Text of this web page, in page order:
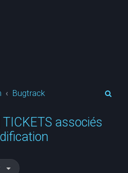
Bugtrack
TICKETS associés